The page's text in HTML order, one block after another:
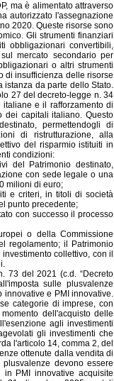
ma è alimentato attraverso
autorizzato l'assegnazione
2020. Queste risorse sono
Gli strumenti finanziari
obbligazionari convertibili,
mercato secondario per
o altri strumenti
di insufficienza delle risorse
istanza da parte dello Stato.
27 del decreto-legge n. 34
e il rafforzamento di
dei capitali italiano. Questo
permettendogli di
di ristrutturazione, alla
del risparmio istituiti in
condizioni:
del Patrimonio destinato,
con sede legale o una
milioni di euro;
e criteri, in titoli di società
punto precedente;
con successo il processo
o della Commissione
regolamento; il Patrimonio
collettivo, con il
73 del 2021 (c.d. “Decreto
sulle plusvalenze
innovative e PMI innovative.
categorie di imprese, con
dell'acquisto delle
agli investimenti
gli investimenti che
l'articolo 14, comma 2, del
ottenute dalla vendita di
devono essere
PMI innovative acquisite